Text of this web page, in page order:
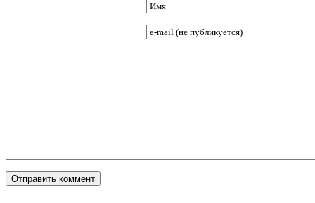
Имя
e-mail (не публикуется)